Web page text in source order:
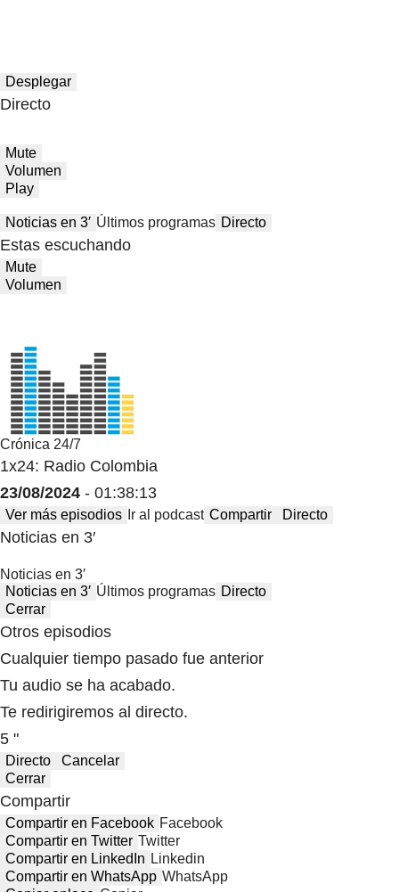
Desplegar
Directo
Mute
Volumen
Play
Noticias en 3′ Últimos programas Directo
Estas escuchando
Mute
Volumen
Crónica 24/7
1x24: Radio Colombia
23/08/2024 - 01:38:13
Ver más episodios Ir al podcast Compartir Directo
Noticias en 3′
Noticias en 3′
Noticias en 3′ Últimos programas Directo
Cerrar
Otros episodios
Cualquier tiempo pasado fue anterior
Tu audio se ha acabado.
Te redirigiremos al directo.
5 "
Directo
Cancelar
Cerrar
Compartir
Compartir en Facebook Facebook
Compartir en Twitter Twitter
Compartir en LinkedIn Linkedin
Compartir en WhatsApp WhatsApp